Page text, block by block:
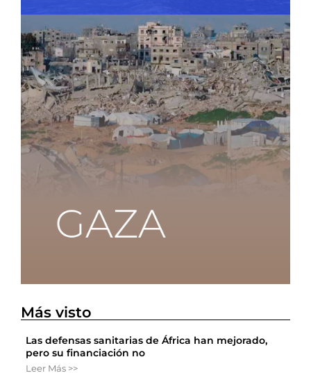
Más visto
Las defensas sanitarias de África han mejorado,
pero su financiación no
Leer Más >>